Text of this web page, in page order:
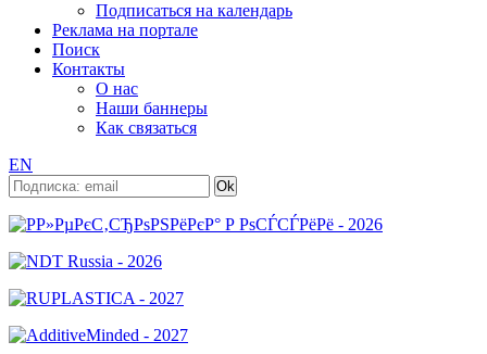
Подписаться на календарь
Реклама на портале
Поиск
Контакты
О нас
Наши баннеры
Как связаться
EN